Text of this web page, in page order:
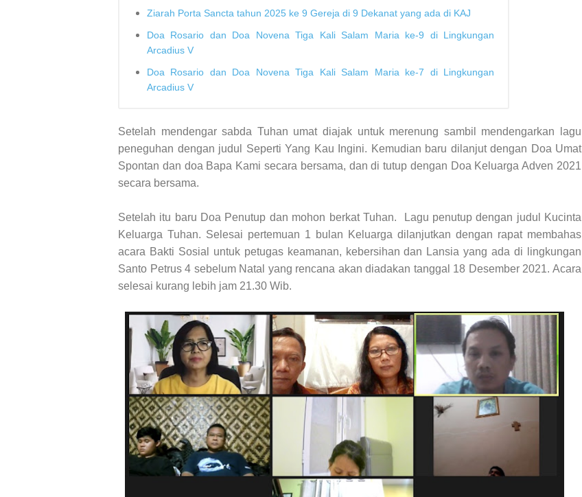
Ziarah Porta Sancta tahun 2025 ke 9 Gereja di 9 Dekanat yang ada di KAJ
Doa Rosario dan Doa Novena Tiga Kali Salam Maria ke-9 di Lingkungan
Arcadius V
Doa Rosario dan Doa Novena Tiga Kali Salam Maria ke-7 di Lingkungan
Arcadius V
Setelah mendengar sabda Tuhan umat diajak untuk merenung sambil mendengarkan lagu
peneguhan dengan judul Seperti Yang Kau Ingini. Kemudian baru dilanjut dengan Doa Umat
Spontan dan doa Bapa Kami secara bersama, dan di tutup dengan Doa Keluarga Adven 2021
secara bersama.
Setelah itu baru Doa Penutup dan mohon berkat Tuhan. Lagu penutup dengan judul Kucinta
Keluarga Tuhan. Selesai pertemuan 1 bulan Keluarga dilanjutkan dengan rapat membahas
acara Bakti Sosial untuk petugas keamanan, kebersihan dan Lansia yang ada di lingkungan
Santo Petrus 4 sebelum Natal yang rencana akan diadakan tanggal 18 Desember 2021. Acara
selesai kurang lebih jam 21.30 Wib.